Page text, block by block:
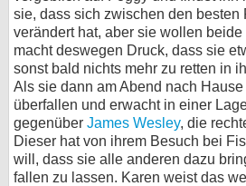
sie, dass sich zwischen den besten
verändert hat, aber sie wollen
macht deswegen Druck, dass sie
sonst bald nichts mehr zu retten in
Als sie dann am Abend nach
überfallen und erwacht in einer
gegenüber James Wesley, die
Dieser hat von ihrem Besuch bei
will, dass sie alle anderen dazu
fallen zu lassen. Karen weist das